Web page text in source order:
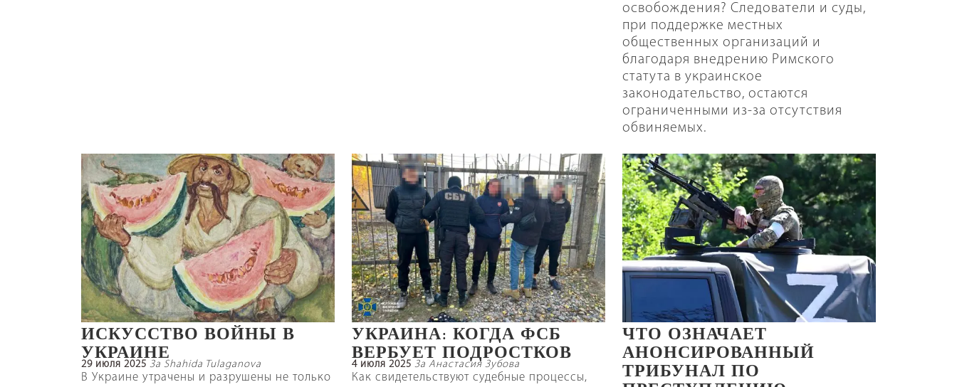
освобождения? Следователи и суды,
при поддержке местных
общественных организаций и
благодаря внедрению Римского
статута в украинское
законодательство, остаются
ограниченными из-за отсутствия
обвиняемых.
ИСКУССТВО ВОЙНЫ В
УКРАИНЕ
29 июля 2025 За Shahida Tulaganova
В Украине утрачены и разрушены не только
УКРАИНА: КОГДА ФСБ
ВЕРБУЕТ ПОДРОСТКОВ
4 июля 2025 За Анастасия Зубова
Как свидетельствуют судебные процессы,
ЧТО ОЗНАЧАЕТ
АНОНСИРОВАННЫЙ
ТРИБУНАЛ ПО